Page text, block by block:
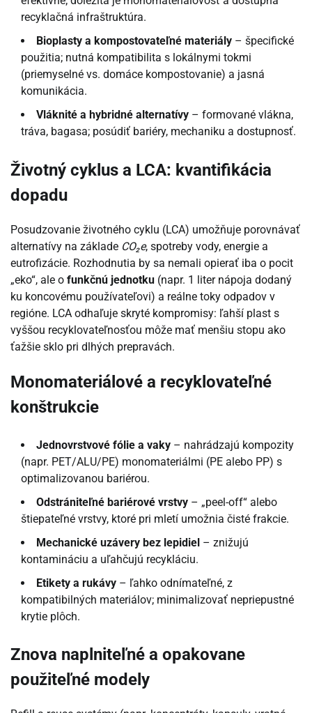
recyklačná infraštruktúra.
Bioplasty a kompostovateľné materiály – špecifické
použitia; nutná kompatibilita s lokálnymi tokmi
(priemyselné vs. domáce kompostovanie) a jasná
komunikácia.
Vláknité a hybridné alternatívy – formované vlákna,
tráva, bagasa; posúdiť bariéry, mechaniku a dostupnosť.
Životný cyklus a LCA: kvantifikácia
dopadu
Posudzovanie životného cyklu (LCA) umožňuje porovnávať
alternatívy na základe CO₂e, spotreby vody, energie a
eutrofizácie. Rozhodnutia by sa nemali opierať iba o pocit
„eko“, ale o funkčnú jednotku (napr. 1 liter nápoja dodaný
ku koncovému používateľovi) a reálne toky odpadov v
regióne. LCA odhaľuje skryté kompromisy: ľahší plast s
vyššou recyklovateľnosťou môže mať menšiu stopu ako
ťažšie sklo pri dlhých prepravách.
Monomateriálové a recyklovateľné
konštrukcie
Jednovrstvové fólie a vaky – nahrádzajú kompozity
(napr. PET/ALU/PE) monomateriálmi (PE alebo PP) s
optimalizovanou bariérou.
Odstrániteľné bariérové vrstvy – „peel-off“ alebo
štiepateľné vrstvy, ktoré pri mletí umožnia čisté frakcie.
Mechanické uzávery bez lepidiel – znižujú
kontamináciu a uľahčujú recykláciu.
Etikety a rukávy – ľahko odnímateľné, z
kompatibilných materiálov; minimalizovať nepriepustné
krytie plôch.
Znova naplniteľné a opakovane
použiteľné modely